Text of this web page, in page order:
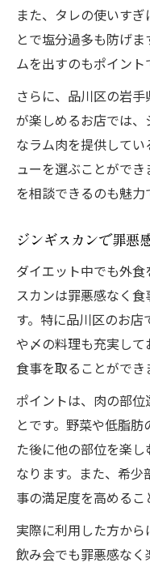
また、タレの使いす
とで塩分過多も防げ
ムを出すのもポイント
さらに、品川区の岩
が楽しめるお店では
なラム肉を提供して
ューを選ぶことがで
を相談できるのも魅力
ジンギスカンで罪悪
ダイエット中でも外
スカンは罪悪感なく
す。特に品川区のお
や〆の料理も充実して
食事を取ることができ
ポイントは、肉の部
とです。野菜や低脂
た後に他の部位を楽
なります。また、希
事の満足度を高めるこ
実際に利用した方か
飲み会でも罪悪感な